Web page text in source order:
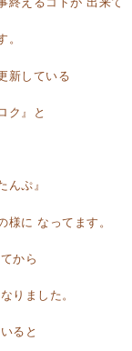
。
新している
ク』と
んぷ』
様に なってます。
から
りました。
ると